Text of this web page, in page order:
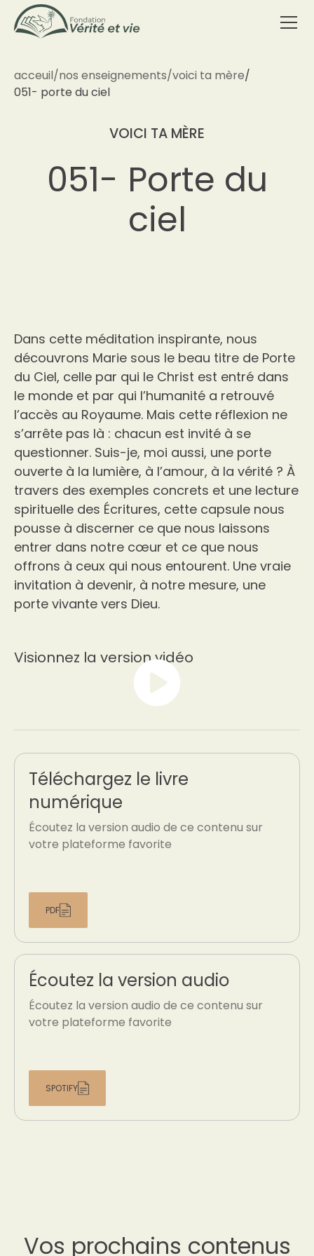
acceuil/nos enseignements/voici ta mère/
051- porte du ciel
VOICI TA MÈRE
051- Porte du
ciel
Dans cette méditation inspirante, nous
découvrons Marie sous le beau titre de Porte
du Ciel, celle par qui le Christ est entré dans
le monde et par qui l’humanité a retrouvé
l’accès au Royaume. Mais cette réflexion ne
s’arrête pas là : chacun est invité à se
questionner. Suis-je, moi aussi, une porte
ouverte à la lumière, à l’amour, à la vérité ? À
travers des exemples concrets et une lecture
spirituelle des Écritures, cette capsule nous
pousse à discerner ce que nous laissons
entrer dans notre cœur et ce que nous
offrons à ceux qui nous entourent. Une vraie
invitation à devenir, à notre mesure, une
porte vivante vers Dieu.
Visionnez la version vidéo
Téléchargez le livre
numérique
Écoutez la version audio de ce contenu sur
votre plateforme favorite
PDF
Écoutez la version audio
Écoutez la version audio de ce contenu sur
votre plateforme favorite
SPOTIFY
Vos prochains contenus